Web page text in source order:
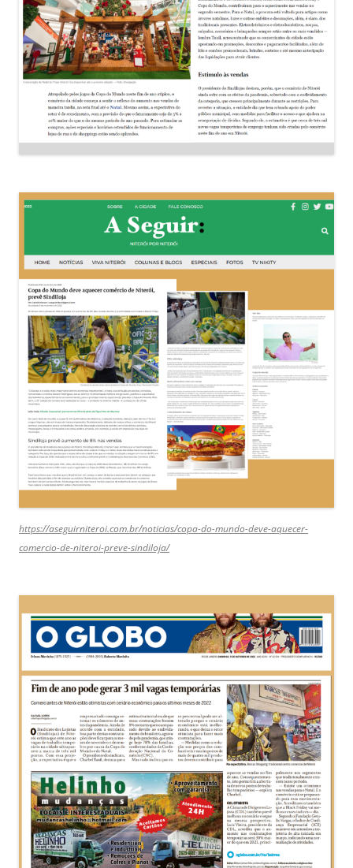
https://aseguirniteroi.com.br/noticias/copa-do-mundo-deve-aquecer-
comercio-de-niteroi-preve-sindiloja/